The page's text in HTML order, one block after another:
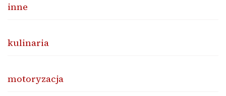
inne
kulinaria
motoryzacja